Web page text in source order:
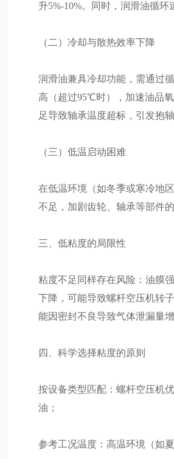
升5%-10%。同时，润滑油循
（二）冷却与散热效率下降
润滑油兼具冷却功能，需通过
高（超过95℃时），加速油品
足导致轴承温度超标，引发抱轴
（三）低温启动困难
在低温环境（如冬季或寒冷地
不足，加剧齿轮、轴承等部件
三、低粘度的局限性
粘度不足同样存在风险：油膜
下降，可能导致螺杆空压机转
能因密封不良导致气体泄漏量增
四、科学选择粘度的原则
按设备类型匹配：螺杆空压机
油；
参考工况温度：高温环境（如